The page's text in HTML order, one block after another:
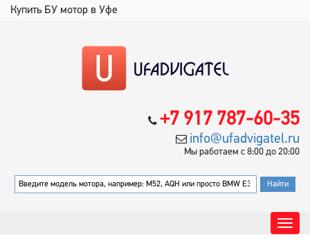
Купить БУ мотор в Уфе
+7 917 787-60-35
info@ufadvigatel.ru
Мы работаем с 8:00 до 20:00